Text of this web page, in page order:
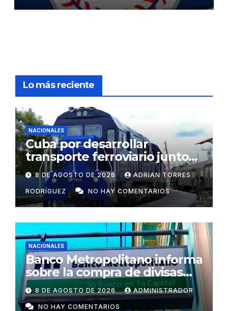
Lo más reciente
NACIONALES
Cuba por desarrollar
transporte ferroviario junto
con Rusia
8 DE AGOSTO DE 2026 ADRIAN TORRES
RODRÍGUEZ NO HAY COMENTARIOS
NACIONALES
Banco Metropolitano informa
sobre la compra de divisas
para cooperativas y mipymes
privadas en Cuba
8 DE AGOSTO DE 2026 ADMINISTRADOR
NO HAY COMENTARIOS